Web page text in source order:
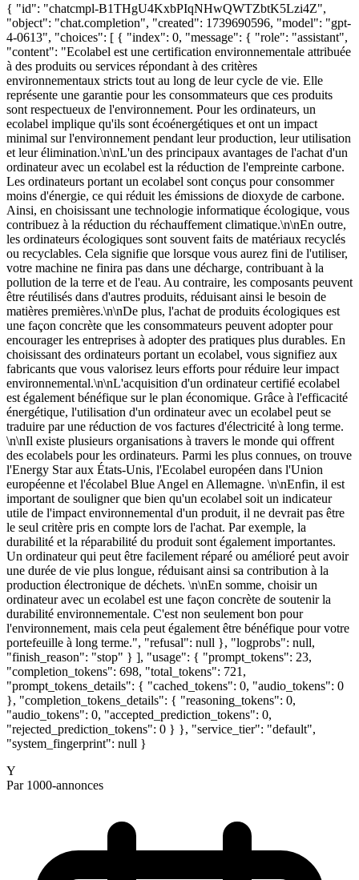
{ "id": "chatcmpl-B1THgU4KxbPIqNHwQWTZbtK5Lzi4Z",
"object": "chat.completion", "created": 1739690596, "model": "gpt-
4-0613", "choices": [ { "index": 0, "message": { "role": "assistant",
"content": "Ecolabel est une certification environnementale attribuée
à des produits ou services répondant à des critères
environnementaux stricts tout au long de leur cycle de vie. Elle
représente une garantie pour les consommateurs que ces produits
sont respectueux de l'environnement. Pour les ordinateurs, un
ecolabel implique qu'ils sont écoénergétiques et ont un impact
minimal sur l'environnement pendant leur production, leur utilisation
et leur élimination.\n\nL'un des principaux avantages de l'achat d'un
ordinateur avec un ecolabel est la réduction de l'empreinte carbone.
Les ordinateurs portant un ecolabel sont conçus pour consommer
moins d'énergie, ce qui réduit les émissions de dioxyde de carbone.
Ainsi, en choisissant une technologie informatique écologique, vous
contribuez à la réduction du réchauffement climatique.\n\nEn outre,
les ordinateurs écologiques sont souvent faits de matériaux recyclés
ou recyclables. Cela signifie que lorsque vous aurez fini de l'utiliser,
votre machine ne finira pas dans une décharge, contribuant à la
pollution de la terre et de l'eau. Au contraire, les composants peuvent
être réutilisés dans d'autres produits, réduisant ainsi le besoin de
matières premières.\n\nDe plus, l'achat de produits écologiques est
une façon concrète que les consommateurs peuvent adopter pour
encourager les entreprises à adopter des pratiques plus durables. En
choisissant des ordinateurs portant un ecolabel, vous signifiez aux
fabricants que vous valorisez leurs efforts pour réduire leur impact
environnemental.\n\nL'acquisition d'un ordinateur certifié ecolabel
est également bénéfique sur le plan économique. Grâce à l'efficacité
énergétique, l'utilisation d'un ordinateur avec un ecolabel peut se
traduire par une réduction de vos factures d'électricité à long terme.
\n\nIl existe plusieurs organisations à travers le monde qui offrent
des ecolabels pour les ordinateurs. Parmi les plus connues, on trouve
l'Energy Star aux États-Unis, l'Ecolabel européen dans l'Union
européenne et l'écolabel Blue Angel en Allemagne. \n\nEnfin, il est
important de souligner que bien qu'un ecolabel soit un indicateur
utile de l'impact environnemental d'un produit, il ne devrait pas être
le seul critère pris en compte lors de l'achat. Par exemple, la
durabilité et la réparabilité du produit sont également importantes.
Un ordinateur qui peut être facilement réparé ou amélioré peut avoir
une durée de vie plus longue, réduisant ainsi sa contribution à la
production électronique de déchets. \n\nEn somme, choisir un
ordinateur avec un ecolabel est une façon concrète de soutenir la
durabilité environnementale. C'est non seulement bon pour
l'environnement, mais cela peut également être bénéfique pour votre
portefeuille à long terme.", "refusal": null }, "logprobs": null,
"finish_reason": "stop" } ], "usage": { "prompt_tokens": 23,
"completion_tokens": 698, "total_tokens": 721,
"prompt_tokens_details": { "cached_tokens": 0, "audio_tokens": 0
}, "completion_tokens_details": { "reasoning_tokens": 0,
"audio_tokens": 0, "accepted_prediction_tokens": 0,
"rejected_prediction_tokens": 0 } }, "service_tier": "default",
"system_fingerprint": null }
Y
Par 1000-annonces